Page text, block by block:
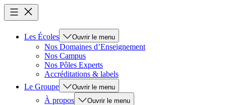
Les Écoles Ouvrir le menu
Nos Domaines d’Enseignement
Nos Campus
Nos Pôles Experts
Accréditations & labels
Le Groupe
Ouvrir le menu
À propos Ouvrir le menu